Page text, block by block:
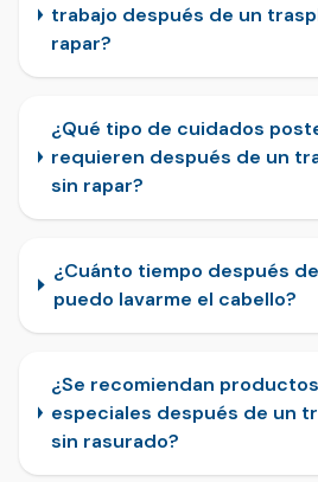
trabajo después de un
rapar?
¿Qué tipo de cuidados
requieren después de un
sin rapar?
¿Cuánto tiempo después
puedo lavarme el cabello?
¿Se recomiendan
especiales después de un
sin rasurado?